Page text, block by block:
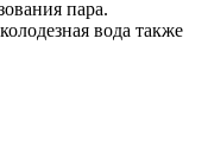
пара.
вода также